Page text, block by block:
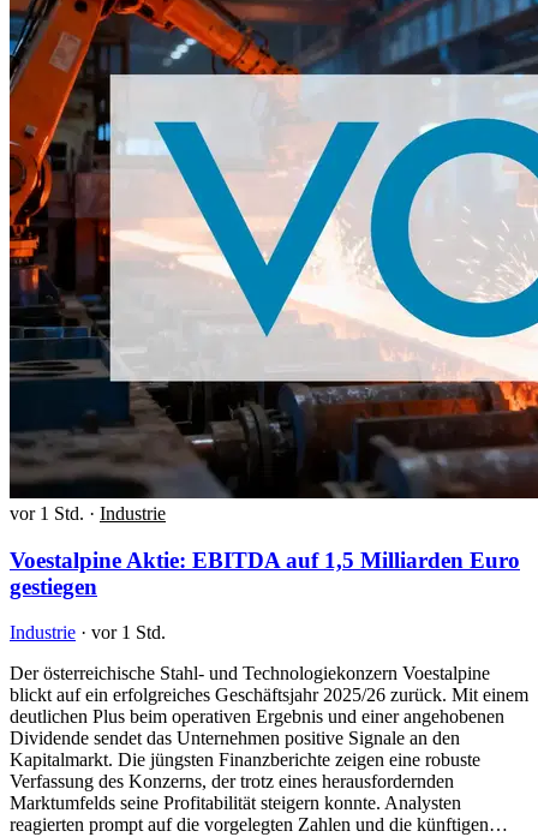
vor 1 Std. · Industrie
Voestalpine Aktie: EBITDA auf 1,5 Milliarden Euro
gestiegen
Industrie · vor 1 Std.
Der österreichische Stahl- und Technologiekonzern Voestalpine
blickt auf ein erfolgreiches Geschäftsjahr 2025/26 zurück. Mit einem
deutlichen Plus beim operativen Ergebnis und einer angehobenen
Dividende sendet das Unternehmen positive Signale an den
Kapitalmarkt. Die jüngsten Finanzberichte zeigen eine robuste
Verfassung des Konzerns, der trotz eines herausfordernden
Marktumfelds seine Profitabilität steigern konnte. Analysten
reagierten prompt auf die vorgelegten Zahlen und die künftigen…